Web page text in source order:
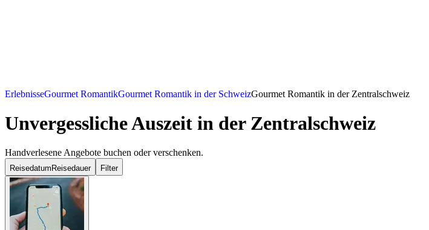
ErlebnisseGourmet RomantikGourmet Romantik in der SchweizGourmet Romantik in der Zentralschweiz
Unvergessliche Auszeit in der Zentralschweiz
Handverlesene Angebote buchen oder verschenken.
Reisedatum Reisedauer Filter